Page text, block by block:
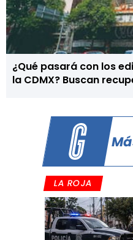
¿Qué pasará con los
la CDMX? Buscan
LA ROJA